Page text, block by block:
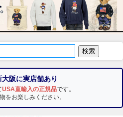
大阪に実店舗あり
USA直輸入の正規品です。
をお楽しみください。